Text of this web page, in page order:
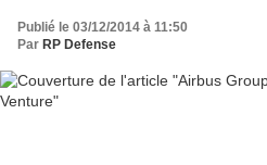
Publié le 03/12/2014 à 11:50
Par RP Defense